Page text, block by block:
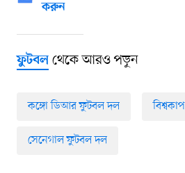
করুন
ফুটবলথেকে আরও পড়ুন
কঙ্গো ডিআর ফুটবল দল
সেনেগাল ফুটবল দল